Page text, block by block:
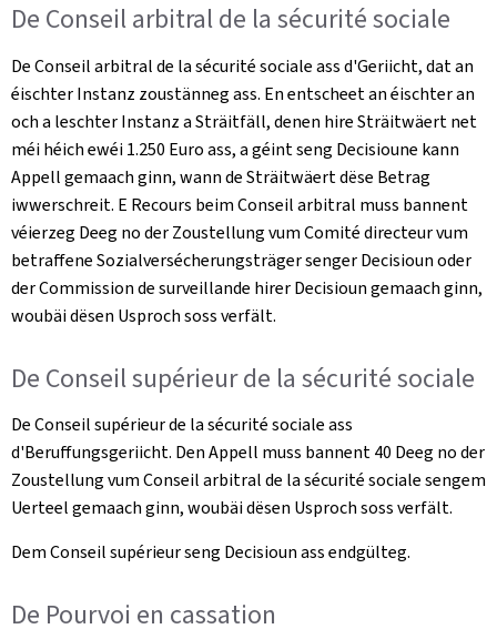
De Conseil arbitral de la sécurité sociale
De Conseil arbitral de la sécurité sociale ass d'Geriicht, dat an
éischter Instanz zoustänneg ass. En entscheet an éischter an
och a leschter Instanz a Sträitfäll, denen hire Sträitwäert net
méi héich ewéi 1.250 Euro ass, a géint seng Decisioune kann
Appell gemaach ginn, wann de Sträitwäert dëse Betrag
iwwerschreit. E Recours beim Conseil arbitral muss bannent
véierzeg Deeg no der Zoustellung vum Comité directeur vum
betraffene Sozialversécherungsträger senger Decisioun oder
der Commission de surveillande hirer Decisioun gemaach ginn,
woubäi dësen Usproch soss verfält.
De Conseil supérieur de la sécurité sociale
De Conseil supérieur de la sécurité sociale ass
d'Beruffungsgeriicht. Den Appell muss bannent 40 Deeg no der
Zoustellung vum Conseil arbitral de la sécurité sociale sengem
Uerteel gemaach ginn, woubäi dësen Usproch soss verfält.
Dem Conseil supérieur seng Decisioun ass endgülteg.
De Pourvoi en cassation